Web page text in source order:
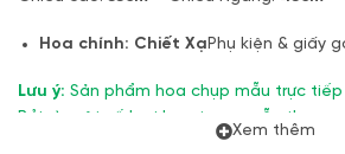
Hoa chính: Chiết Xạ Phụ kiện & giấy
Lưu ý: Sản phẩm hoa chụp mẫu trực
Bởi vì: một số loại hoa trong mẫu theo
chất lượng không đảm bảo nếu có thay
Xem thêm